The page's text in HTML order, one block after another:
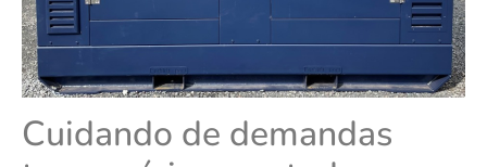
Cuidando de demandas